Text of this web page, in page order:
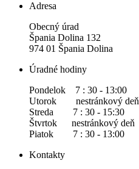
Adresa
Obecný úrad
Špania Dolina 132
974 01 Špania Dolina
Úradné hodiny
Pondelok 7 : 30 - 13:00
Utorok nestránkový deň
Streda 7 : 30 - 15:30
Štvrtok nestránkový deň
Piatok 7 : 30 - 13:00
Kontakty